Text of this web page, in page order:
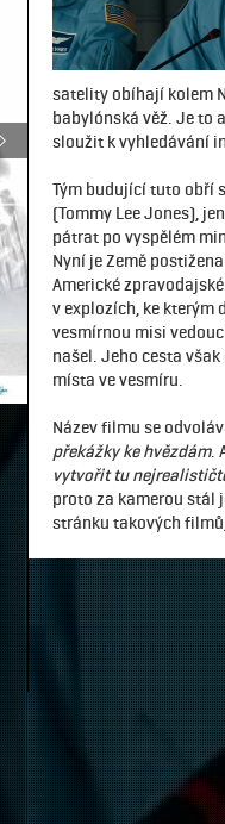
satelity obíhají kolem
babylónská věž. Je to
sloužit k vyhledávání
Tým budující tuto obří
(Tommy Lee Jones),
pátrat po vyspělém
Nyní je Země
Americké
v explozích, ke kterým
vesmírnou misi
našel. Jeho cesta
místa ve vesmíru.
Název filmu se
překážky ke hvězdám.
vytvořit tu
proto za kamerou stál
stránku takových